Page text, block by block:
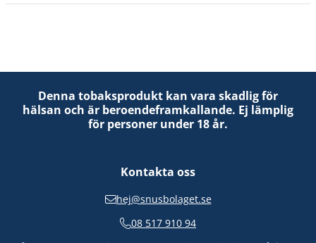
Denna tobaksprodukt kan vara skadlig för
hälsan och är beroendeframkallande. Ej lämplig
för personer under 18 år.
Kontakta oss
hej@snusbolaget.se
08 517 910 94